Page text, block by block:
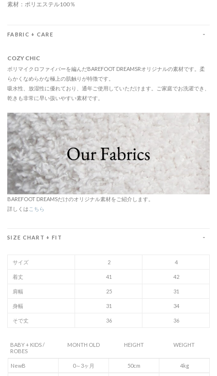
素材：ポリエステル100％
FABRIC + CARE
COZY CHIC
ポリマイクロファイバーを編んだBAREFOOT DREAMSRオリジナルの素材です。柔
らかくなめらかな極上の肌触りが特徴です。
吸水性、放湿性に優れており、通年ご使用していただけます。ご家庭でお洗濯でき、
乾きも非常に早い扱いやすい素材です。
BAREFOOT DREAMSだけのオリジナル素材をご紹介します。
詳しくは こちら
SIZE CHART + FIT
サイズ
着丈
肩幅
身幅
そで丈
2
41
25
31
36
4
42
31
34
36
BABY + KIDS /
ROBES
MONTH OLD HEIGHT WEIGHT
NewB 0～3ヶ月 50cm 4kg